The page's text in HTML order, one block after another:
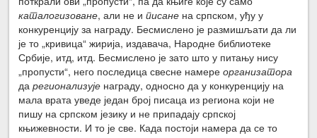
каталогизоване, али не иписане на српском, уђу у
конкуренцију за награду. Бесмислено је размишљати да ли
је то „кривица“ жирија, издавача, Народне библиотеке
Србије, итд, итд. Бесмислено је зато што у питању нису
„пропусти“, него последица свесне намереорганизатора
дарегионализује награду, односно да у конкуренцију на
мала врата уведе један број писаца из региона који не
пишу на српском језику и не припадају српској
књижевности. И то је све. Када постоји намера да се то